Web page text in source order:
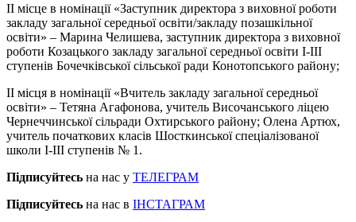
ІІ місце в номінації «Заступник директора з виховної роботи
закладу загальної середньої освіти/закладу позашкільної
освіти» – Марина Челишева, заступник директора з виховної
роботи Козацького закладу загальної середньої освіти І-ІІІ
ступенів Бочечківської сільської ради Конотопського району;
ІІ місця в номінації «Вчитель закладу загальної середньої
освіти» – Тетяна Агафонова, учитель Височанського ліцею
Чернеччинської сільради Охтирського району; Олена Артюх,
учитель початкових класів Шосткинської спеціалізованої
школи І-ІІІ ступенів № 1.
Підписуйтесь на нас у ТЕЛЕГРАМ
Підписуйтесь на нас в ІНСТАГРАМ